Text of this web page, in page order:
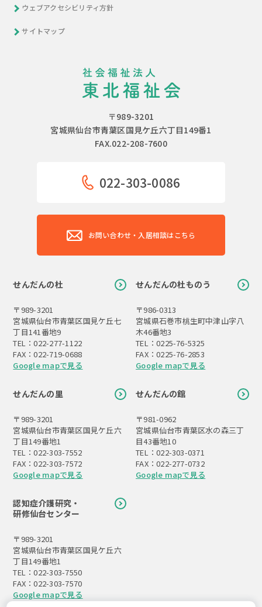
ウェブアクセシビリティ方針
サイトマップ
〒989-3201
宮城県仙台市青葉区国見ケ丘六丁目149番1
FAX.022-208-7600
022-303-0086
お問い合わせ・入居相談はこちら
せんだんの杜
〒989-3201
宮城県仙台市青葉区国見ケ丘七
丁目141番地9
TEL：022-277-1122
FAX：022-719-0688
Google mapで見る
せんだんの杜ものう
〒986-0313
宮城県石巻市桃生町中津山字八
木46番地3
TEL：0225-76-5325
FAX：0225-76-2853
Google mapで見る
せんだんの里
〒989-3201
宮城県仙台市青葉区国見ケ丘六
丁目149番地1
TEL：022-303-7552
FAX：022-303-7572
Google mapで見る
せんだんの館
〒981-0962
宮城県仙台市青葉区水の森三丁
目43番地10
TEL：022-303-0371
FAX：022-277-0732
Google mapで見る
認知症介護研究・
研修仙台センター
〒989-3201
宮城県仙台市青葉区国見ケ丘六
丁目149番地1
TEL：022-303-7550
FAX：022-303-7570
Google mapで見る